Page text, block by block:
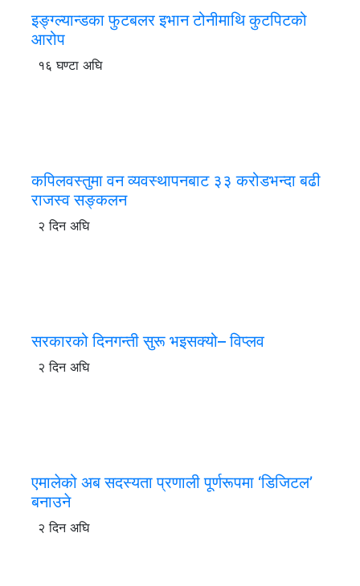
इङ्ग्ल्यान्डका फुटबलर इभान टोनीमाथि कुटपिटको
आरोप
१६ घण्टा अघि
कपिलवस्तुमा वन व्यवस्थापनबाट ३३ करोडभन्दा बढी
राजस्व सङ्कलन
२ दिन अघि
सरकारको दिनगन्ती सुरू भइसक्यो– विप्लव
२ दिन अघि
एमालेको अब सदस्यता प्रणाली पूर्णरूपमा ‘डिजिटल’
बनाउने
२ दिन अघि